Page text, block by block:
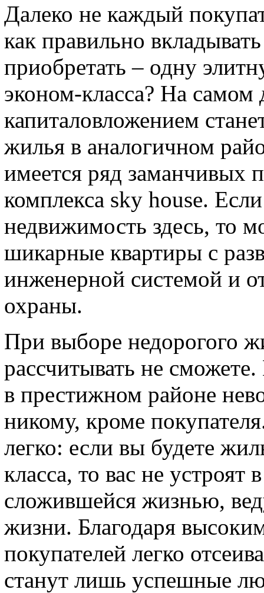
Далеко не каждый
как правильно
приобретать – одну
эконом-класса? На
капиталовложением
жилья в аналогичном
имеется ряд заманчивых
комплекса sky house.
недвижимость здесь, то
шикарные квартиры с
инженерной системой и
охраны.
При выборе недорогого
рассчитывать не
в престижном районе
никому, кроме
легко: если вы будете
класса, то вас не устроят
сложившейся жизнью,
жизни. Благодаря
покупателей легко
станут лишь успешные